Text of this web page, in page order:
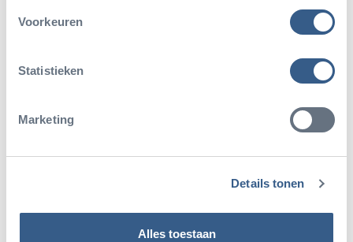
Voorkeuren
Statistieken
Marketing
Details tonen
Alles toestaan